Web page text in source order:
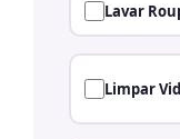
Lavar
Limpar